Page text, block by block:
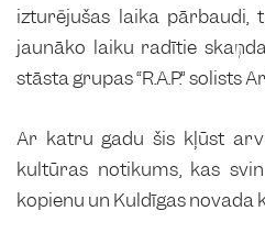
izturējušas laika pārbaudi,
jaunāko laiku radītie
stāsta grupas “R.A.P.” solists
Ar katru gadu šis kļūst
kultūras notikums, kas
kopienu un Kuldīgas novada